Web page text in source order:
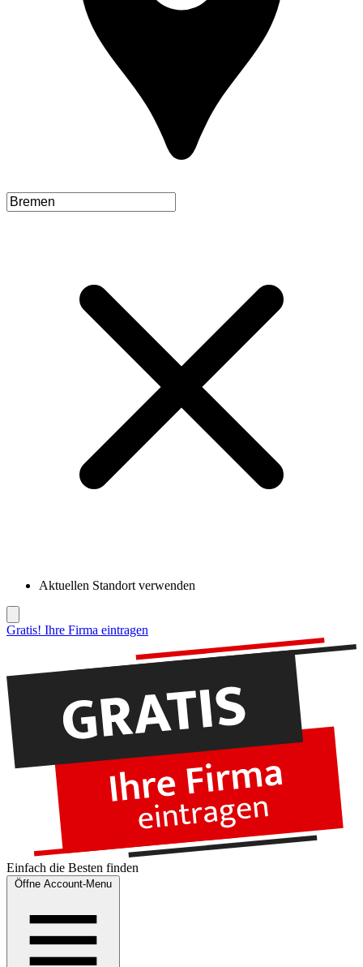
Aktuellen Standort verwenden
Gratis! Ihre Firma eintragen
Einfach die Besten finden
Öffne Account-Menu